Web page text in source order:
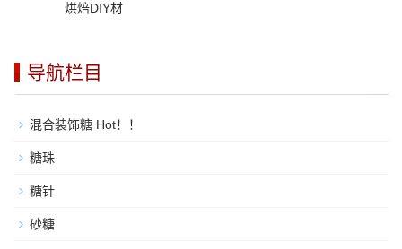
烘焙DIY材
导航栏目
混合装饰糖 Hot！！
糖珠
糖针
砂糖